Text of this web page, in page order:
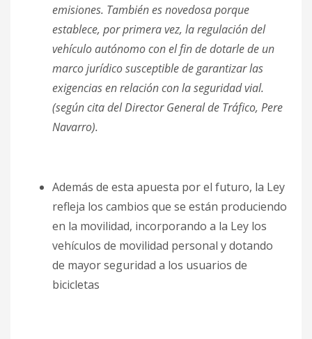
emisiones. También es novedosa porque
establece, por primera vez, la regulación del
vehículo autónomo con el fin de dotarle de un
marco jurídico susceptible de garantizar las
exigencias en relación con la seguridad vial.
(según cita del Director General de Tráfico, Pere
Navarro).
Además de esta apuesta por el futuro, la Ley
refleja los cambios que se están produciendo
en la movilidad, incorporando a la Ley los
vehículos de movilidad personal y dotando
de mayor seguridad a los usuarios de
bicicletas